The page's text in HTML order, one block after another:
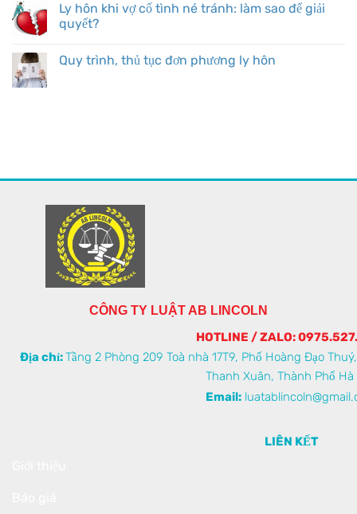
Ly hôn khi vợ cố tình né tránh: làm sao để giải
quyết?
Quy trình, thủ tục đơn phương ly hôn
CÔNG TY LUẬT AB LINCOLN
HOTLINE / ZALO:
Địa chỉ:Tầng 2 Phòng 209 Toà nhà 17T9, Phố Hoàng Đạo
Thanh Xuân, Thành Phố Hà
Email:
LIÊN KẾT